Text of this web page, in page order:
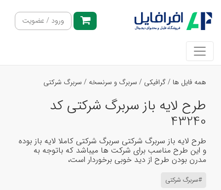
ورود / عضویت
همه فایل ها /گرافیکی / سربرگ و سرنسخه / سربرگ شرکتی
طرح لایه باز سربرگ شرکتی کد
43240
طرح لایه باز سربرگ شرکتی سربرگ شرکتی کاملا لایه باز بوده
و این طرح مناسب برای شرکت ها میباشد که باتوجه به
مدرن بودن طرح از دید خوبی برخوردار است،
#سربرگ شرکتی